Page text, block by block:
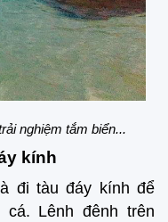
nghiệm tắm biển...
kính
đi tàu đáy kính để
Lênh đênh trên